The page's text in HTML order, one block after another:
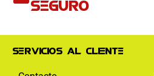
Servicios al cliente